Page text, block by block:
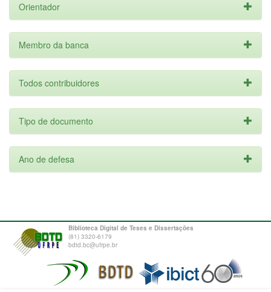
Orientador
Membro da banca
Todos contribuidores
Tipo de documento
Ano de defesa
Biblioteca Digital de Teses e Dissertações
(81) 3320-6179
bdtd.bc@ufrpe.br